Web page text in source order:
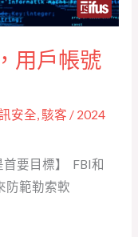
用戶帳號
安全, 駭客 / 2024
首要目標】 FBI和
防範勒索軟